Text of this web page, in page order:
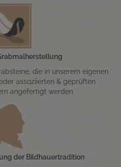
die in unserem eigenen
assoziierten & geprüften
angefertigt werden.
der Bildhauertradition